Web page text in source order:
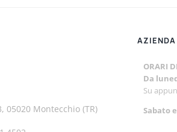
PRODOTTO
05020 Montecchio (TR)
AZIENDA
ORARI
Da
Su
Sabato e